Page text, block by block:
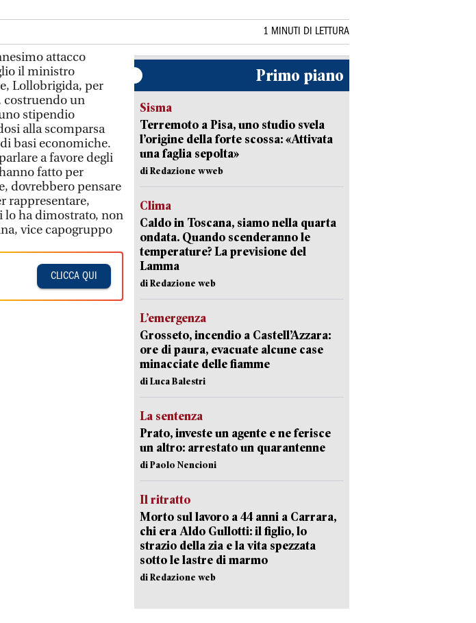
1 MINUTI DI LETTURA
attacco
il ministro
Lollobrigida, per
costruendo un
stipendio
alla scomparsa
basi economiche.
a favore degli
fatto per
dovrebbero pensare
rappresentare,
lo ha dimostrato, non
vice capogruppo
CLICCA QUI
Primo piano
Sisma
Terremoto a Pisa, uno studio svela
l’origine della forte scossa: «Attivata
una faglia sepolta»
di Redazione wweb
Clima
Caldo in Toscana, siamo nella quarta
ondata. Quando scenderanno le
temperature? La previsione del
Lamma
di Redazione web
L’emergenza
Grosseto, incendio a Castell’Azzara:
ore di paura, evacuate alcune case
minacciate delle fiamme
di Luca Balestri
La sentenza
Prato, investe un agente e ne ferisce
un altro: arrestato un quarantenne
di Paolo Nencioni
Il ritratto
Morto sul lavoro a 44 anni a Carrara,
chi era Aldo Gullotti: il figlio, lo
strazio della zia e la vita spezzata
sotto le lastre di marmo
di Redazione web